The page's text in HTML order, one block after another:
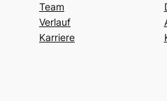
Team
Verlauf
Karriere